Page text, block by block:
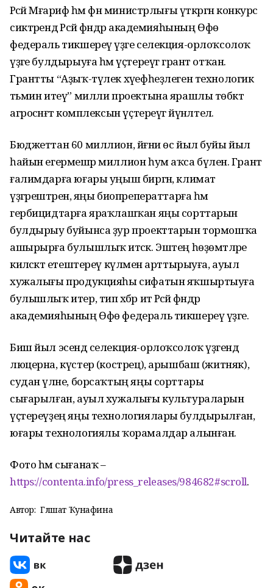
Рәсәй Мәғариф һәм фән министрлығы үткәргән конкурс
сиктәрендә Рәсәй фәндәр академияһының Өфө
федераль тикшереү үҙәге селекция-орлоҡсолоҡ
үҙәге булдырыуға һәм үҫтереүгә грант отҡан.
Грантты “Аҙыҡ-түлек хәүефһеҙлеген технологик
тәьмин итеү” милли проектына ярашлы төбәктә
агросәнәғәт комплексын үҫтереүгә йүнәлтелә.
Бюджеттан 60 миллион, йәғни өс йыл буйы йыл
һайын егермешәр миллион һум аҡса бүленә. Грант
ғалимдарға юғары уңыш биргән, климат
үҙгәрештәренә, яңы биопреператтарға һәм
гербицидтарға яраҡлашҡан яңы сорттарын
булдырыу буйынса ҙур проекттарын тормошҡа
ашырырға булышлыҡ итәсәк. Эштең һөҙөмтәләре
киләсәктә етештереү күләмен арттырыуға, ауыл
хужалығы продукцияһы сифатын яҡшыртыуға
булышлыҡ итер, тип хәбәр итә Рәсәй фәндәр
академияһының Өфө федераль тикшереү үҙәге.
Биш йыл эсендә селекция-орлоҡсолоҡ үҙәгендә
люцерна, күстерә (кострец), арышбаш (житняк),
судан үләне, борсаҡтың яңы сорттары
сығарылған, ауыл хужалығы культураларын
үҫтереүҙең яңы технологиялары булдырылған,
юғары технологиялы ҡорамалдар алынған.
Фото һәм сығанаҡ –
https://contenta.info/press_releases/984682#scroll.
Автор: Гөлшат Ҡунафина
Читайте нас